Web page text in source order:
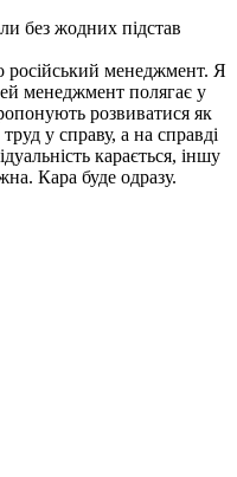
без жодних підстав
російський менеджмент. Я
менеджмент полягає у
розвиватися як
у справу, а на справді
карається, іншу
Кара буде одразу.